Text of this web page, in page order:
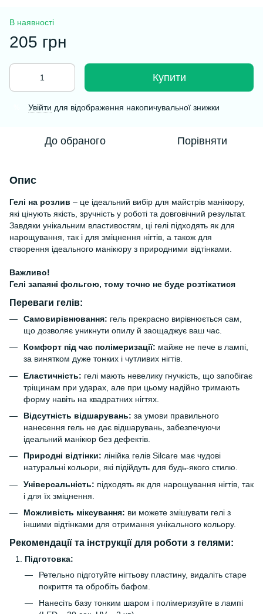
В наявності
205 грн
Купити
Увійти для відображення накопичувальної знижки
До обраного Порівняти
Опис
Гелі на розлив – це ідеальний вибір для майстрів манікюру,
які цінують якість, зручність у роботі та довговічний результат.
Завдяки унікальним властивостям, ці гелі підходять як для
нарощування, так і для зміцнення нігтів, а також для
створення ідеального манікюру з природними відтінками.
Важливо!
Гелі запаяні фольгою, тому точно не буде розтікатися
Переваги гелів:
Самовирівнювання: гель прекрасно вирівнюється сам,
що дозволяє уникнути опилу й заощаджує ваш час.
Комфорт під час полімеризації: майже не пече в лампі,
за винятком дуже тонких і чутливих нігтів.
Еластичність: гелі мають невелику гнучкість, що запобігає
тріщинам при ударах, але при цьому надійно тримають
форму навіть на квадратних нігтях.
Відсутність відшарувань: за умови правильного
нанесення гель не дає відшарувань, забезпечуючи
ідеальний манікюр без дефектів.
Природні відтінки: лінійка гелів Silcare має чудові
натуральні кольори, які підійдуть для будь-якого стилю.
Універсальність: підходять як для нарощування нігтів, так
і для їх зміцнення.
Можливість міксування: ви можете змішувати гелі з
іншими відтінками для отримання унікального кольору.
Рекомендації та інструкції для роботи з гелями:
Підготовка:
Ретельно підготуйте нігтьову пластину, видаліть старе
покриття та обробіть бафом.
Нанесіть базу тонким шаром і полімеризуйте в лампі